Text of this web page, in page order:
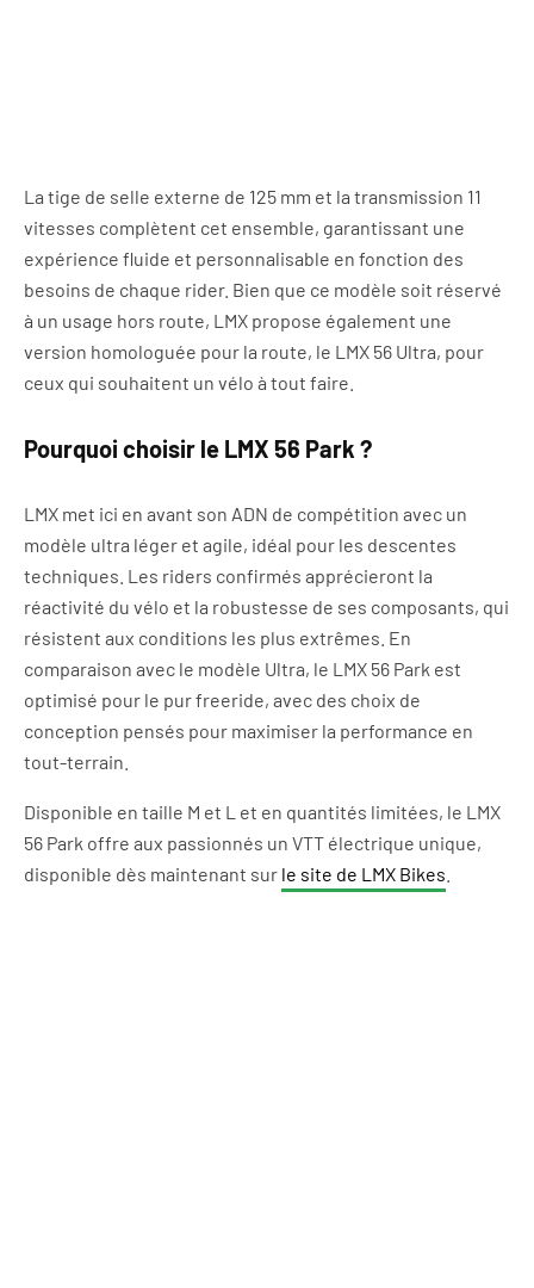
La tige de selle externe de 125 mm et la transmission 11
vitesses complètent cet ensemble, garantissant une
expérience fluide et personnalisable en fonction des
besoins de chaque rider. Bien que ce modèle soit réservé
à un usage hors route, LMX propose également une
version homologuée pour la route, le LMX 56 Ultra, pour
ceux qui souhaitent un vélo à tout faire.
Pourquoi choisir le LMX 56 Park ?
LMX met ici en avant son ADN de compétition avec un
modèle ultra léger et agile, idéal pour les descentes
techniques. Les riders confirmés apprécieront la
réactivité du vélo et la robustesse de ses composants, qui
résistent aux conditions les plus extrêmes. En
comparaison avec le modèle Ultra, le LMX 56 Park est
optimisé pour le pur freeride, avec des choix de
conception pensés pour maximiser la performance en
tout-terrain.
Disponible en taille M et L et en quantités limitées, le LMX
56 Park offre aux passionnés un VTT électrique unique,
disponible dès maintenant sur le site de LMX Bikes